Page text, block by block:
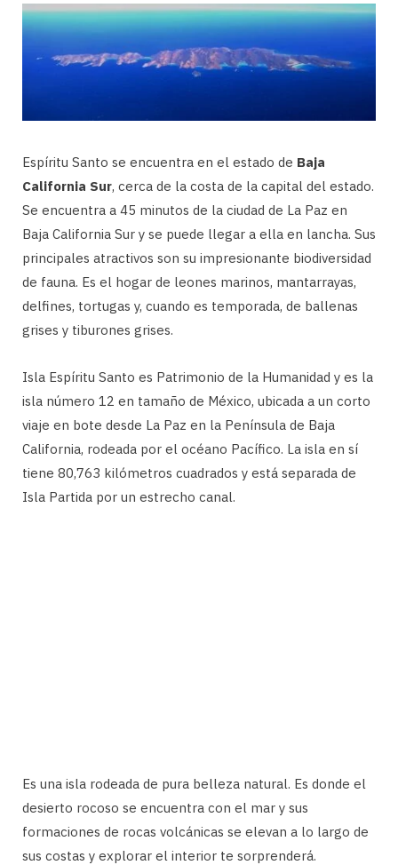
Espíritu Santo se encuentra en el estado de Baja
California Sur, cerca de la costa de la capital del estado.
Se encuentra a 45 minutos de la ciudad de La Paz en
Baja California Sur y se puede llegar a ella en lancha. Sus
principales atractivos son su impresionante biodiversidad
de fauna. Es el hogar de leones marinos, mantarrayas,
delfines, tortugas y, cuando es temporada, de ballenas
grises y tiburones grises.
Isla Espíritu Santo es Patrimonio de la Humanidad y es la
isla número 12 en tamaño de México, ubicada a un corto
viaje en bote desde La Paz en la Península de Baja
California, rodeada por el océano Pacífico. La isla en sí
tiene 80,763 kilómetros cuadrados y está separada de
Isla Partida por un estrecho canal.
Es una isla rodeada de pura belleza natural. Es donde el
desierto rocoso se encuentra con el mar y sus
formaciones de rocas volcánicas se elevan a lo largo de
sus costas y explorar el interior te sorprenderá.